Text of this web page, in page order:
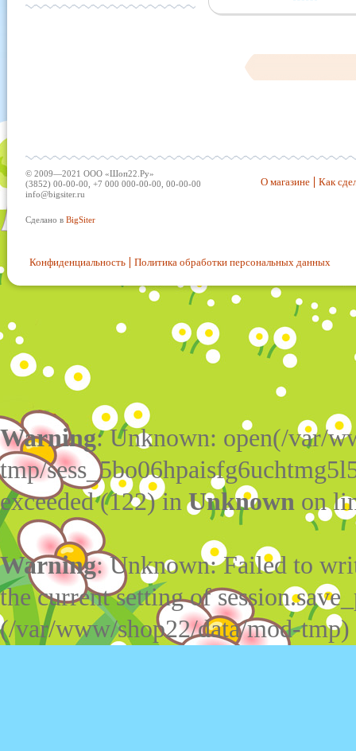
© 2009—2021 ООО «Шоп22.Ру»
(3852) 00-00-00, +7 000 000-00-00, 00-00-00
info@bigsiter.ru
Сделано в BigSiter
О магазине Как
Конфиденциальность Политика обработки персональных данных
Warning: Unknown: open(/var/
tmp/
exceeded (122) inUnknown on
Warning: Unknown: Failed to
the current setting of
(/var/www/shop22/data/mod-